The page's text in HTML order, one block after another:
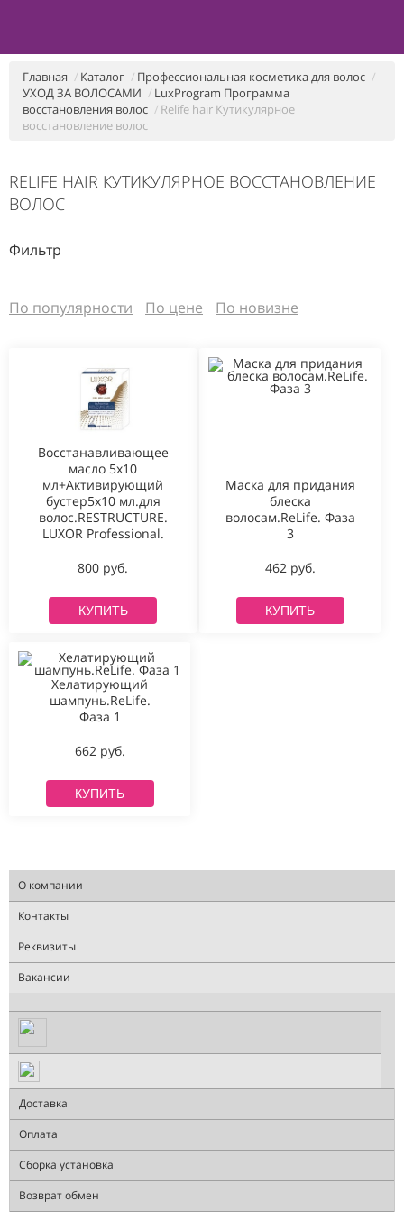
Главная Каталог
Профессиональная косметика для волос
УХОД ЗА ВОЛОСАМИ
LuxProgram Программа
восстановления волос
Relife hair Кутикулярное
восстановление волос
RELIFE HAIR КУТИКУЛЯРНОЕ ВОССТАНОВЛЕНИЕ
ВОЛОС
Фильтр
По популярности По цене По новизне
Восстанавливающее
масло 5х10
мл+Активирующий
бустер5х10 мл.для
волос.RESTRUCTURE.
LUXOR Professional.
800 руб.
КУПИТЬ
Маска для придания
блеска
волосам.ReLife. Фаза
3
462 руб.
КУПИТЬ
Хелатирующий
шампунь.ReLife.
Фаза 1
662 руб.
КУПИТЬ
О компании
Контакты
Реквизиты
Вакансии
Доставка
Оплата
Сборка установка
Возврат обмен